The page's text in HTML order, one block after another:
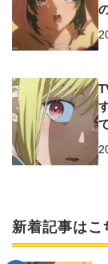
新着記事はこ